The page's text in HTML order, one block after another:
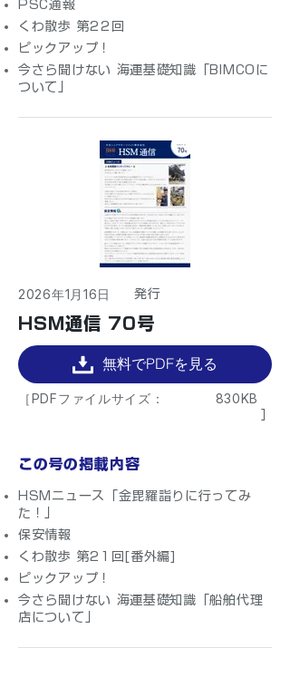
PSC通報
くわ散歩 第22回
ピックアップ！
今さら聞けない 海運基礎知識「BIMCOに
ついて」
2026年1月16日 ​発行
HSM通信 70号
無料でPDFを見る
［PDFファイルサイズ： 830KB
この号の掲載内容
HSMニュース「金毘羅詣りに行ってみ
た！」
保安情報
くわ散歩 第21回[番外編]
ピックアップ！
今さら聞けない 海運基礎知識「船舶代理
店について」